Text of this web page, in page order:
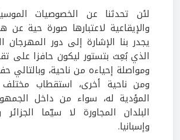
لئن تحدثنا عن الخصوصيات
والإيقاعية لاعتبارها صورة حية عن
يجدر بنا الإشارة إلى دور المهرجان
الذي بُعِث بتستور ليكون حافزا على
ومواصلة إحياءه من ناحية، وبالتالي
ومن ناحية أخرى، استقطاب مختلف
المؤدية له، سواء من داخل
البلدان المجاورة لا سيّما الجزائر
وإسبانيا.